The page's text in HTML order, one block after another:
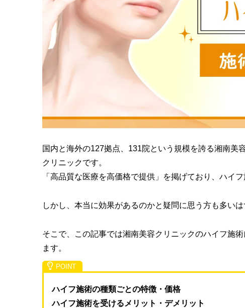
国内と海外の127拠点、131院という規模を誇る湘南美
クリニックです。
「高品質な医療を高価格で提供」を掲げており、ハイ
しかし、本当に効果があるのかと疑問に思う方も多い
そこで、この記事では湘南美容クリニックのハイフ施
ます。
ハイフ施術の種類ごとの特徴・価格
ハイフ施術を受けるメリット・デメリット